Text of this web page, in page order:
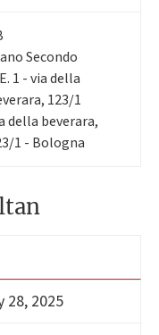
Secondo
1 - via della
123/1
della beverara,
1 - Bologna
28, 2025